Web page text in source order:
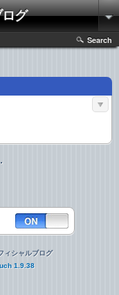
グ
Search
シャルブログ
1.9.38